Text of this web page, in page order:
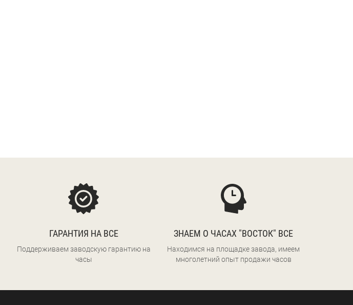
ГАРАНТИЯ НА ВСЕ
Поддерживаем заводскую гарантию на
часы
ЗНАЕМ О ЧАСАХ "ВОСТОК" ВСЕ
Находимся на площадке завода, имеем
многолетний опыт продажи часов